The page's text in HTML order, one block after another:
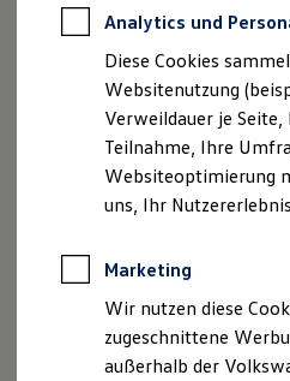
Autokredit mit
Versicherungen und
Kfz-Versicherung
Garantien
Wartungsverträge
Geschäftskunden
Professional
Großkunden
Behörden
Anpfiff zum Gewinn
Elektroautos
ID. Tutorials
Details
Analytics und
Diese Cookies
Websitenutzung
Verweildauer je
Teilnahme, Ihre
Websiteoptimierung
uns, Ihr
Marketing
Wir nutzen diese
zugeschnittene
außerhalb der